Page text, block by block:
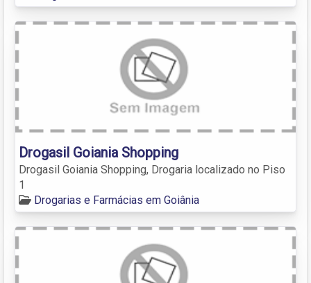
Drogasil Goiania Shopping
Drogasil Goiania Shopping, Drogaria localizado no Piso
1
Drogarias e Farmácias em Goiânia